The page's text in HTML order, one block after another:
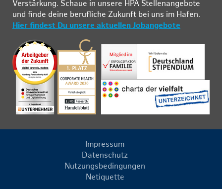
Ver­stär­kung. Schau­e in un­se­re HPA Stel­len­an­ge­bo­te
und fin­de deine be­ruf­li­che Zu­kunft bei uns im Ha­fen.
Hier findest Du unsere aktuellen Jobangebote
Impressum
Datenschutz
Nutzungsbedingungen
Netiquette